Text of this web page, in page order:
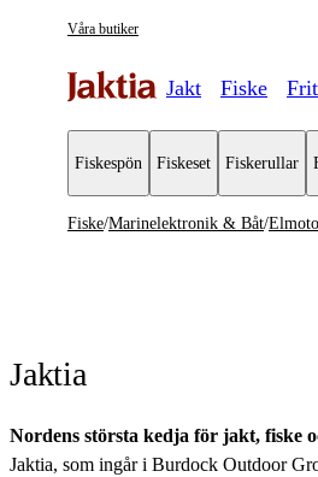
Våra butiker
Jakt Fiske
Fiskespön Fiskeset Fiskerullar
Ekolod & Plotter
Elmotorer
Fiske/Marinelektronik & Båt/
Jaktia
Nordens största kedja för jakt, fiske
Jaktia, som ingår i Burdock Outdoor